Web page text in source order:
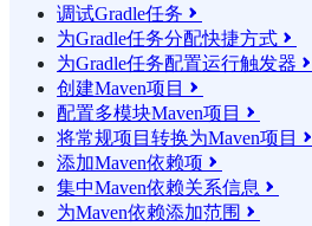
调试Gradle任务 
为Gradle任务分配快捷方式 
为Gradle任务配置运行触发器 
创建Maven项目 
配置多模块Maven项目 
将常规项目转换为Maven项目 
添加Maven依赖项 
集中Maven依赖关系信息 
为Maven依赖添加范围 